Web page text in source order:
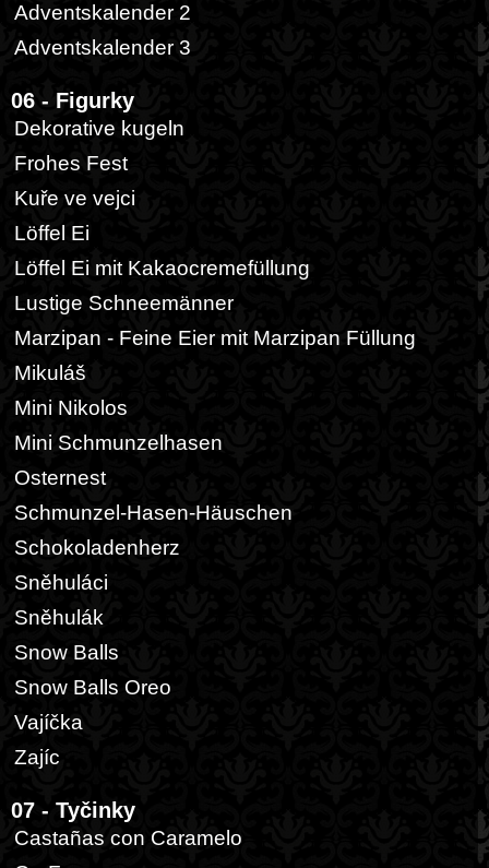
Adventskalender 2
Adventskalender 3
06 - Figurky
Dekorative kugeln
Frohes Fest
Kuře ve vejci
Löffel Ei
Löffel Ei mit Kakaocremefüllung
Lustige Schneemänner
Marzipan - Feine Eier mit Marzipan Füllung
Mikuláš
Mini Nikolos
Mini Schmunzelhasen
Osternest
Schmunzel-Hasen-Häuschen
Schokoladenherz
Sněhuláci
Sněhulák
Snow Balls
Snow Balls Oreo
Vajíčka
Zajíc
07 - Tyčinky
Castañas con Caramelo